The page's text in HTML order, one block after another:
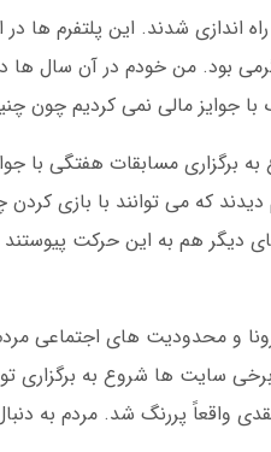
راه اندازی شدند. این پلتفرم
بود. من خودم در آن سال ها
با جوایز مالی نمی کردیم چون
به برگزاری مسابقات هفتگی با
که می توانند با بازی
دیگر هم به این حرکت
کرونا و محدودیت های اجتماعی
سایت ها شروع به برگزاری
واقعاً پررنگ شد. مردم به